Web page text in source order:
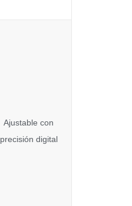
Ajustable con
precisión digital